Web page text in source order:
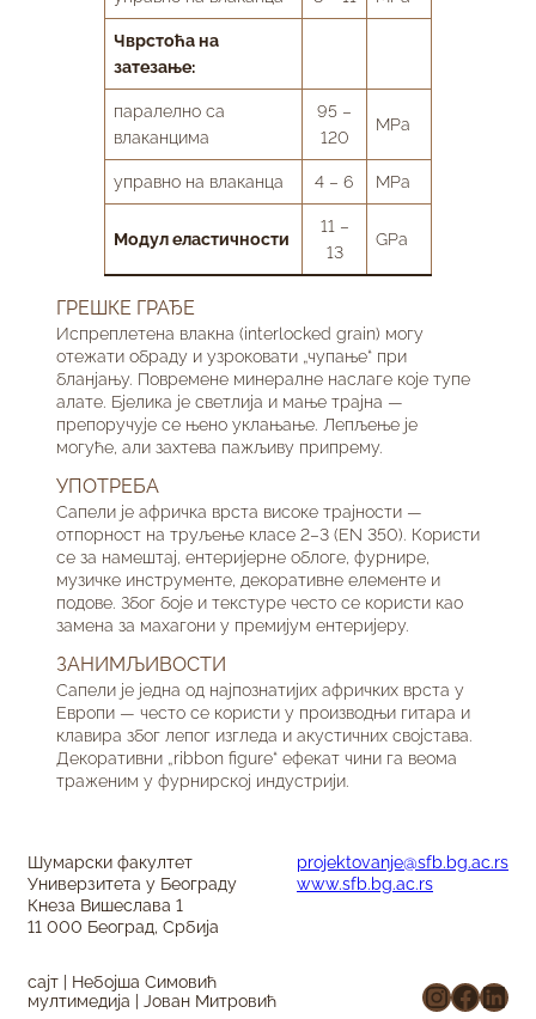
Чврстоћа на
затезање:
паралелно са
влаканцима
95 –
120
MPa
управно на влаканца 4 – 6 MPa
Модул еластичности
11 –
13
GPa
ГРЕШКЕ ГРАЂЕ
Испреплетена влакна (interlocked grain) могу
отежати обраду и узроковати „чупање“ при
бланјању. Повремене минералне наслаге које тупе
алате. Бјелика је светлија и мање трајна —
препоручује се њено уклањање. Лепљење је
могуће, али захтева пажљиву припрему.
УПОТРЕБА
Сапели је афричка врста високе трајности —
отпорност на труљење класе 2–3 (EN 350). Користи
се за намештај, ентеријерне облоге, фурнире,
музичке инструменте, декоративне елементе и
подове. Због боје и текстуре често се користи као
замена за махагони у премијум ентеријеру.
ЗАНИМЉИВОСТИ
Сапели је једна од најпознатијих афричких врста у
Европи — често се користи у производњи гитарa и
клавира због лепог изгледа и акустичних својстава.
Декоративни „ribbon figure“ ефекат чини га веома
траженим у фурнирској индустрији.
Шумарски факултет
Универзитета у Београду
Кнеза Вишеслава 1
11 000 Београд, Србија
projektovanje@sfb.bg.ac.rs
www.sfb.bg.ac.rs
сајт | Небојша Симовић
мултимедија | Јован Митровић